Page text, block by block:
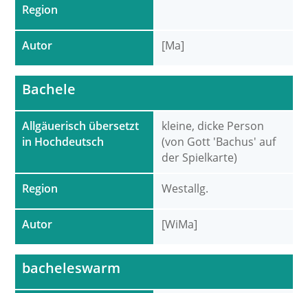
Region
Autor [Ma]
Allgäuerisch übersetzt
in Hochdeutsch
Region
Autor
Bachele
kleine, dicke Person
(von Gott 'Bachus' auf
der Spielkarte)
Westallg.
[WiMa]
bacheleswarm